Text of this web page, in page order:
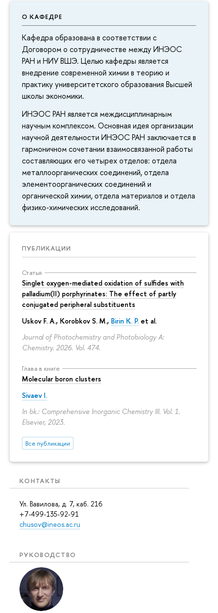
О КАФЕДРЕ
Кафедра образована в соответствии с
Договором о сотрудничестве между ИНЭОС
РАН и НИУ ВШЭ. Целью кафедры является
внедрение современной химии в теорию и
практику университетского образования Высшей
школы экономики.
ИНЭОС РАН является междисциплинарным
научным комплексом. Основная идея организации
научной деятельности ИНЭОС РАН заключается в
гармоничном сочетании взаимосвязанной работы
составляющих его четырех отделов: отдела
металлоорганических соединений, отдела
элементоорганических соединений и
органической химии, отдела материалов и отдела
физико-химических исследований.
ПУБЛИКАЦИИ
Статья
Singlet oxygen-mediated oxidation of sulfides with
palladium(II) porphyrinates: The effect of partly
conjugated peripheral substituents
Uskov F. A., Korobkov S. M., Birin K. P. et al.
Journal of Photochemistry and Photobiology A:
Chemistry. 2026. Vol. 474.
Глава в книге
Molecular boron clusters
Sivaev I.
In bk.: Comprehensive Inorganic Chemistry III. Vol. 1.
Elsevier, 2023.
Все публикации
КОНТАКТЫ
Ул. Вавилова, д. 7, каб. 216
+7-499-135-92-91
chusov@ineos.ac.ru
РУКОВОДСТВО